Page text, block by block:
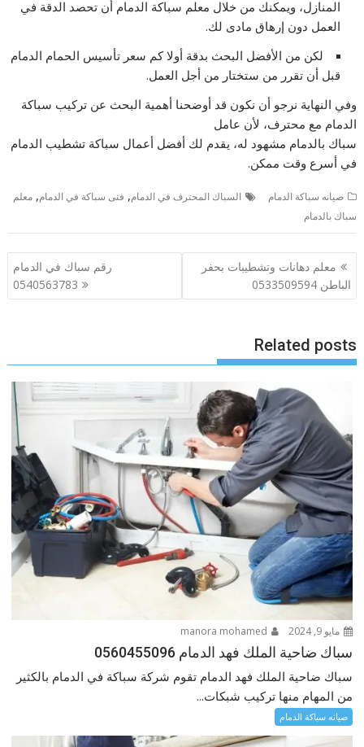
المنازل، ويمكنك من خلال معلم سباكة الدمام أن تحصد الدقة في
العمل دون إرهاق مادى لك.
لكن من الأفضل البحث بدقة أولا كم سعر تأسيس الحمام الدمام
قبل أن تقرر من ستختار من أجل العمل.
وفي النهاية نرجو أن نكون قد أوضحنا أهمية البحث عن تركيب سباكة
الدمام مع محترف، لأن عامل
سباك بالدمام مشهود له، يقدم لك أفضل أعمال سباكة تشطيب الدمام
في أسرع وقت ممكن.
صيانه سباكة الدمام السباك المحترف في الدمام, فنى سباكة في الدمام,معلم
سباك بالدمام
تصفّح
المقالات
معلم دهانات وتشطيبات بحفر
الباطن 0533509594
رقم سباك في الدمام
0540563783
Related posts
مايو 9, 2024
سباك ضاحية الملك فهد الدمام 0560455096
سباك ضاحية الملك فهد الدمام تقوم شركة سباكة في الدمام بالكثير
من المهام منها تركيب شبكات...
صيانه سباكة الدمام